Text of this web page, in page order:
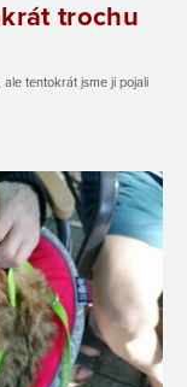
trochu
tentokrát jsme ji pojali